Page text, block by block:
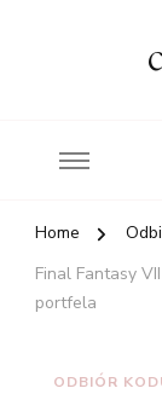
Home
Final Fantasy
portfela
ODBIÓR